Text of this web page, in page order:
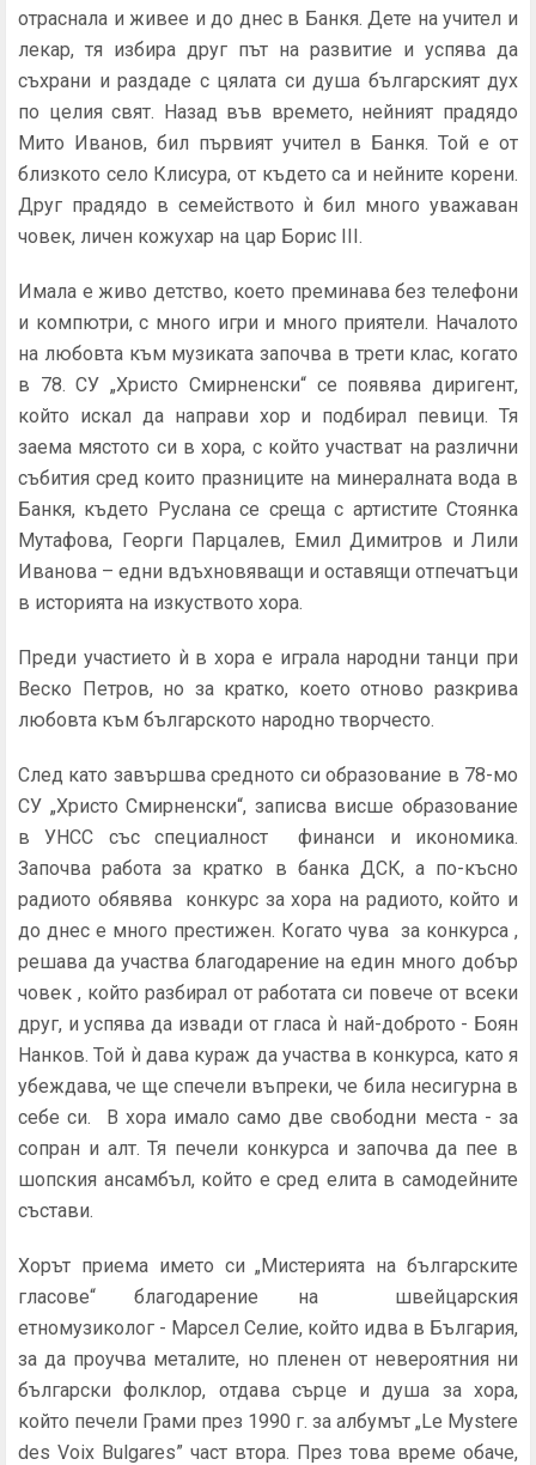
отраснала и живее и до днес в Банкя. Дете на учител и
лекар, тя избира друг път на развитие и успява да
съхрани и раздаде с цялата си душа българският дух
по целия свят. Назад във времето, нейният прадядо
Мито Иванов, бил първият учител в Банкя. Той е от
близкото село Клисура, от където са и нейните корени.
Друг прадядо в семейството ѝ бил много уважаван
човек, личен кожухар на цар Борис III.
Имала е живо детство, което преминава без телефони
и компютри, с много игри и много приятели. Началото
на любовта към музиката започва в трети клас, когато
в 78. СУ „Христо Смирненски“ се появява диригент,
който искал да направи хор и подбирал певици. Тя
заема мястото си в хора, с който участват на различни
събития сред които празниците на минералната вода в
Банкя, където Руслана се среща с артистите Стоянка
Мутафова, Георги Парцалев, Емил Димитров и Лили
Иванова – едни вдъхновяващи и оставящи отпечатъци
в историята на изкуството хора.
Преди участието ѝ в хора е играла народни танци при
Веско Петров, но за кратко, което отново разкрива
любовта към българското народно творчесто.
След като завършва средното си образование в 78-мо
СУ „Христо Смирненски“, записва висше образование
в УНСС със специалност финанси и икономика.
Започва работа за кратко в банка ДСК, а по-късно
радиото обявява конкурс за хора на радиото, който и
до днес е много престижен. Когато чува за конкурса ,
решава да участва благодарение на един много добър
човек , който разбирал от работата си повече от всеки
друг, и успява да извади от гласа ѝ най-доброто - Боян
Нанков. Той ѝ дава кураж да участва в конкурса, като я
убеждава, че ще спечели въпреки, че била несигурна в
себе си. В хора имало само две свободни места - за
сопран и алт. Тя печели конкурса и започва да пее в
шопския ансамбъл, който е сред елита в самодейните
състави.
Хорът приема името си „Мистерията на българските
гласове“ благодарение на швейцарския
етномузиколог - Марсел Селие, който идва в България,
за да проучва металите, но пленен от невероятния ни
български фолклор, отдава сърце и душа за хора,
който печели Грами през 1990 г. за албумът „Le Mystere
des Voix Bulgares” част втора. През това време обаче,